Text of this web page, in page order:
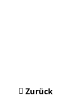
Zurück